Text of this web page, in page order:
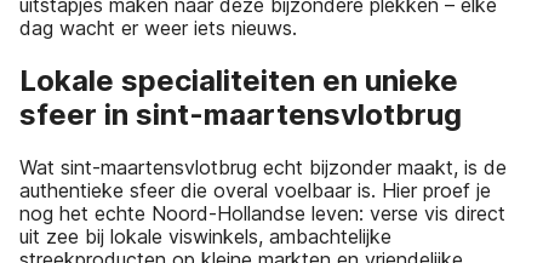
uitstapjes maken naar deze bijzondere plekken – elke
dag wacht er weer iets nieuws.
Lokale specialiteiten en unieke
sfeer in sint-maartensvlotbrug
Wat sint-maartensvlotbrug echt bijzonder maakt, is de
authentieke sfeer die overal voelbaar is. Hier proef je
nog het echte Noord-Hollandse leven: verse vis direct
uit zee bij lokale viswinkels, ambachtelijke